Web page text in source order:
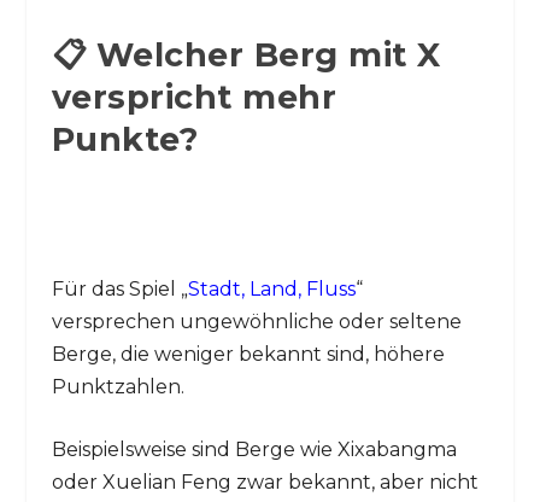
📋 Welcher Berg mit X
verspricht mehr
Punkte?
Für das Spiel „Stadt, Land, Fluss“
versprechen ungewöhnliche oder seltene
Berge, die weniger bekannt sind, höhere
Punktzahlen.
Beispielsweise sind Berge wie Xixabangma
oder Xuelian Feng zwar bekannt, aber nicht